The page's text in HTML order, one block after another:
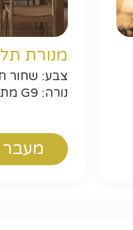
מנורת
צבע: שחור
נורה: G9 מתח נורה: 60W
מעבר